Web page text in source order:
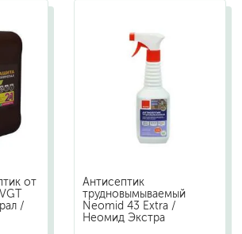
от
/
Антисептик
трудновымываемый
Neomid 43 Extra /
Неомид Экстра